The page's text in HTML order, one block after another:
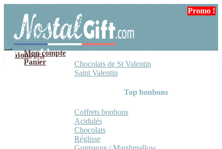
navigation
contenu
Mon compte
Panier
Bonbons
Chocolats de St Valentin
Saint Valentin
Top bonbons
Coffrets bonbons
Acidulés
Chocolats
Réglisse
Promo !